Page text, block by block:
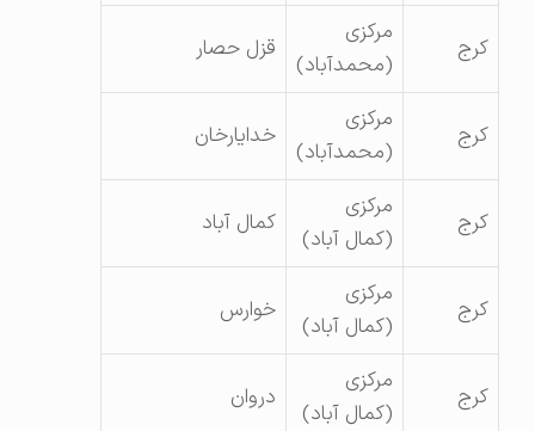
مرکزی
(محمدآباد)
قزل حصار
مرکزی
(محمدآباد)
خدایارخان
مرکزی
(کمال آباد)
کمال آباد
مرکزی
(کمال آباد)
خوارس
مرکزی
(کمال آباد)
دروان